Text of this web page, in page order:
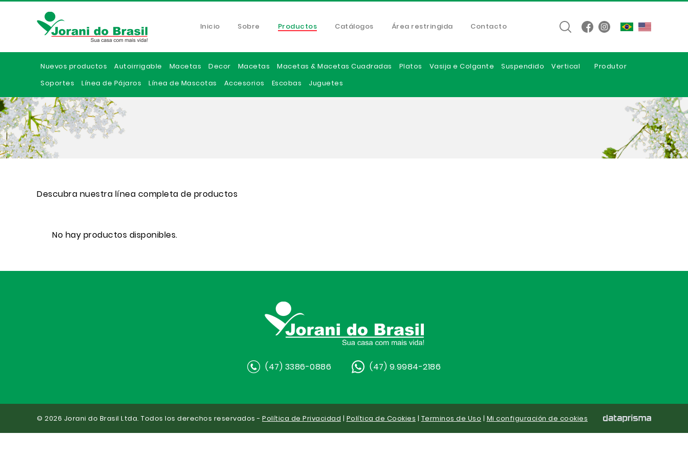
Inicio Sobre Productos Catálogos Área restringida Contacto
Nuevos productos Autoirrigable Macetas Decor Macetas Macetas & Macetas Cuadradas Platos Vasija e Colgante Suspendido Vertical
Produtor
Soportes
Línea de Pájaros Línea de Mascotas Accesorios Escobas Juguetes
Descubra nuestra línea completa de productos
No hay productos disponibles.
(47) 3386-0886 (47) 9.9984-2186
© 2026 Jorani do Brasil Ltda. Todos los derechos reservados - Política de Privacidad | Política de Cookies | Terminos de Uso | Mi configuración de cookies